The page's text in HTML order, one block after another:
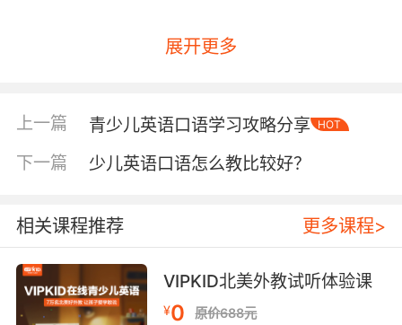
我们先来看看哪个少儿英语机构好？
孩子挑选培训机构，这样不仅可以快速为孩子选
择到一家合适的机构，更是可以为孩子的英语学
习带来更加有效的帮助。其次要看机构的教学情
老师能否把握好上课的节奏，以及调动起孩子的
学习积极性来。最后就是看机构的收费情况了，
这一点自然也是很多家长都非常关心的，其实收
费没有高低之分，根据自己的经济承受能力，以
展开更多
上一篇 青少儿英语口语学习攻略分享 HOT
下一篇 少儿英语口语怎么教比较好？
相关课程推荐 更多课程>
VIPKID北美外教试听体验课
¥0 原价688元